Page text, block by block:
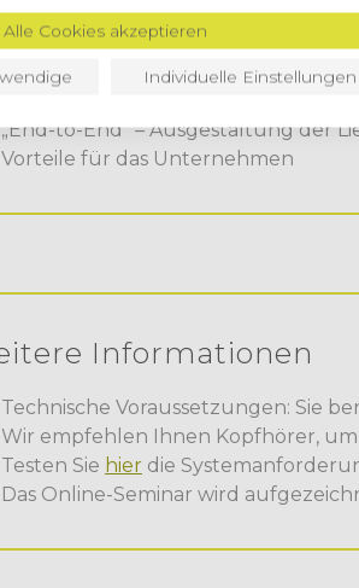
Präferenzabkommen
Einseitig gewährte Präferenzen
Präferenzieller Ursprung bei der
„End-to-End“ – Ausgestaltung der
Vorteile für das Unternehmen
Informationen
Technische Voraussetzungen: Sie
Wir empfehlen Ihnen Kopfhörer,
Testen Sie hier die
Das Online-Seminar wird
Alle Cookies akzeptieren
Individuelle Einstellungen